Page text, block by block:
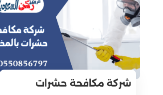
شركة مكافحة حشرات